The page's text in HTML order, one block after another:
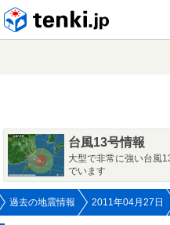
台風13号情報
大型で非常に強い台風
でいます
過去の地震情報 2011年04月27日